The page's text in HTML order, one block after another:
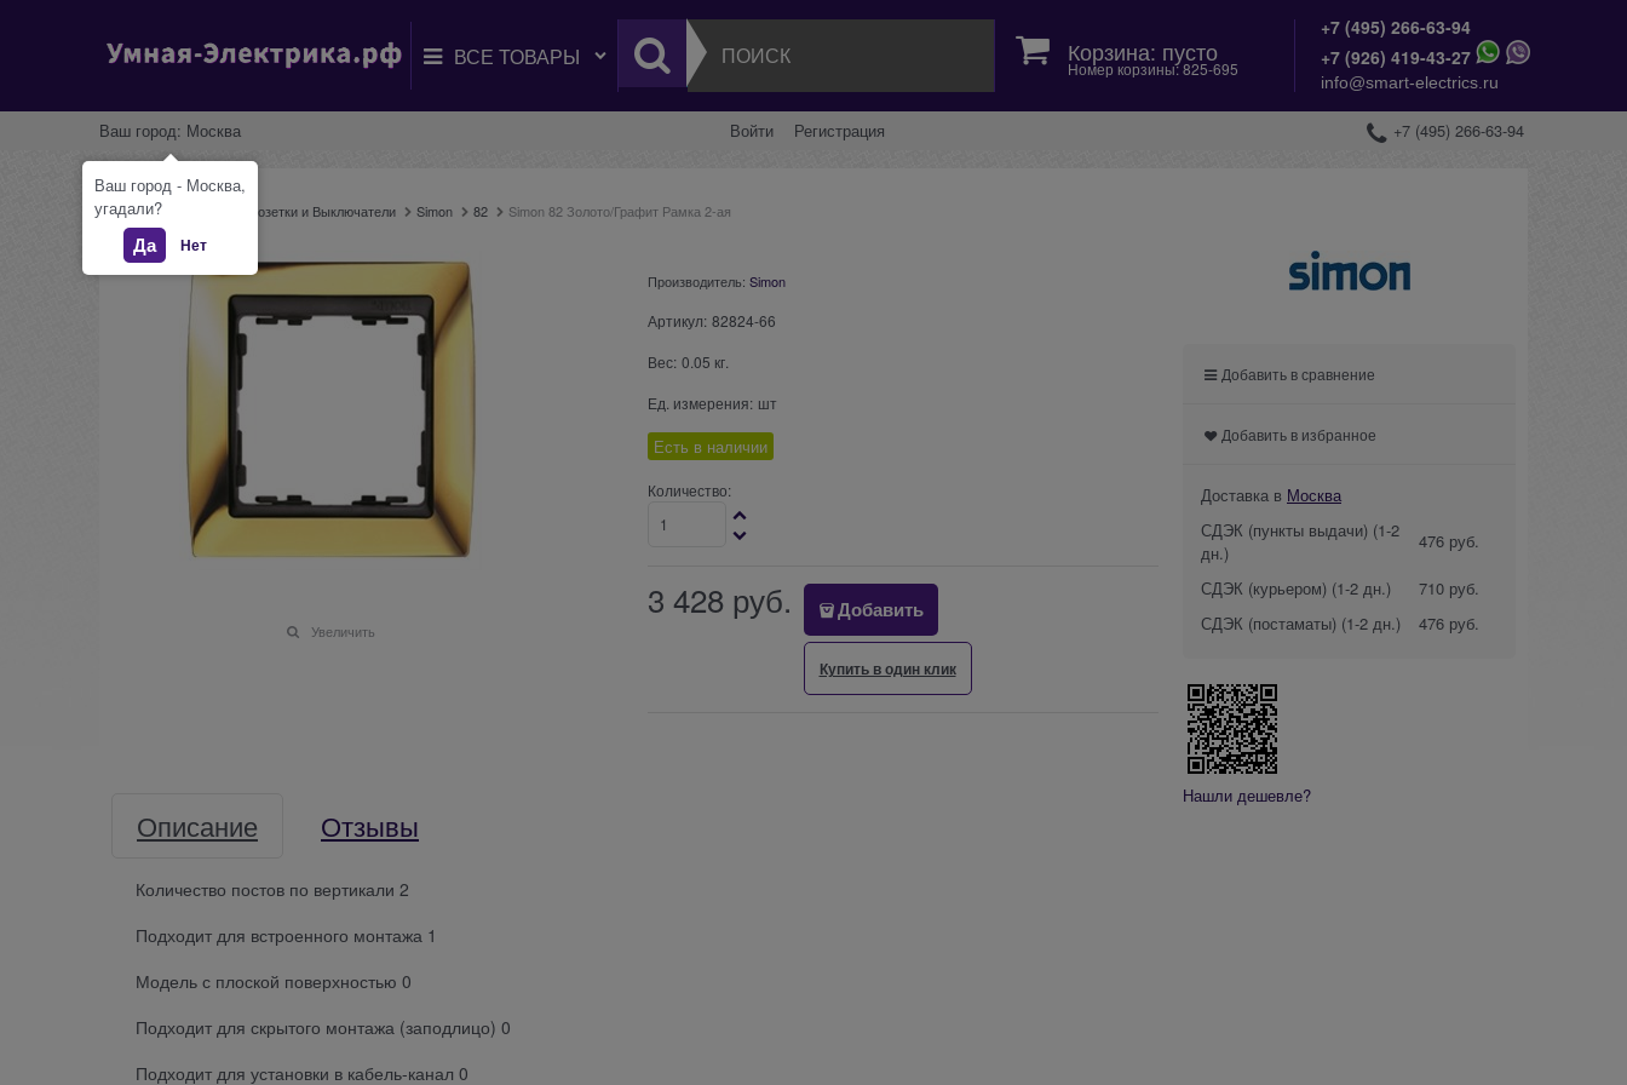
Корзина: пусто
Номер корзины: 825-695
+7 (495) 266-63-94
+7 (926) 419-43-27
info@smart-electrics.ru
Ваш город: Москва Войти Регистрация +7 (495) 266-63-94
Главная Розетки и Выключатели Simon 82 Simon 82 Золото/Графит Рамка 2-ая
Увеличить
Производитель: Simon
Артикул: 82824-66
Вес: 0.05 кг.
Ед. измерения: шт
Есть в наличии
Количество:
3 428 руб. Добавить
Купить в один клик
Описание Отзывы
Количество постов по вертикали 2
Подходит для встроенного монтажа 1
Модель с плоской поверхностью 0
Подходит для скрытого монтажа (заподлицо) 0
Подходит для установки в кабель-канал 0
Добавить в сравнение
Добавить в избранное
Доставка в Москва
СДЭК (пункты выдачи) (1-2
дн.)
476 руб.
СДЭК (курьером) (1-2 дн.)
710 руб.
СДЭК (постаматы) (1-2 дн.) 476 руб.
Нашли дешевле?
Ваш город - Москва,
угадали?
Да Нет